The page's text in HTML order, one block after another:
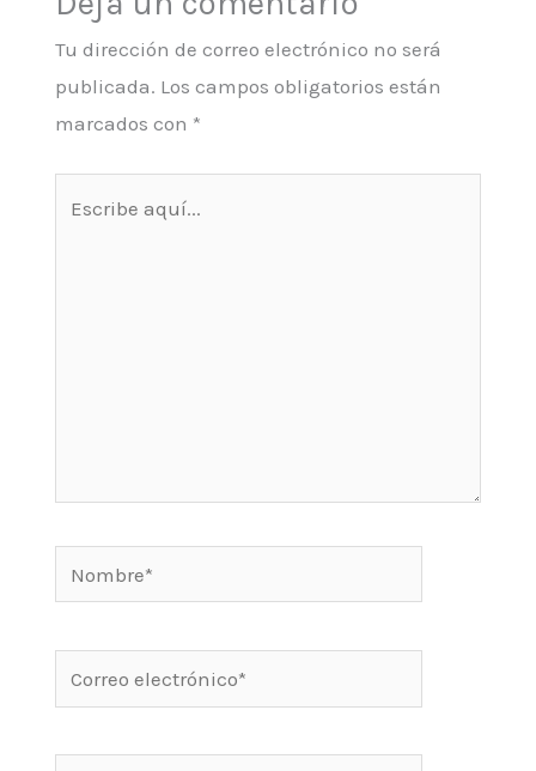
Tu dirección de correo electrónico no será
publicada. Los campos obligatorios están
marcados con *
electrónico*